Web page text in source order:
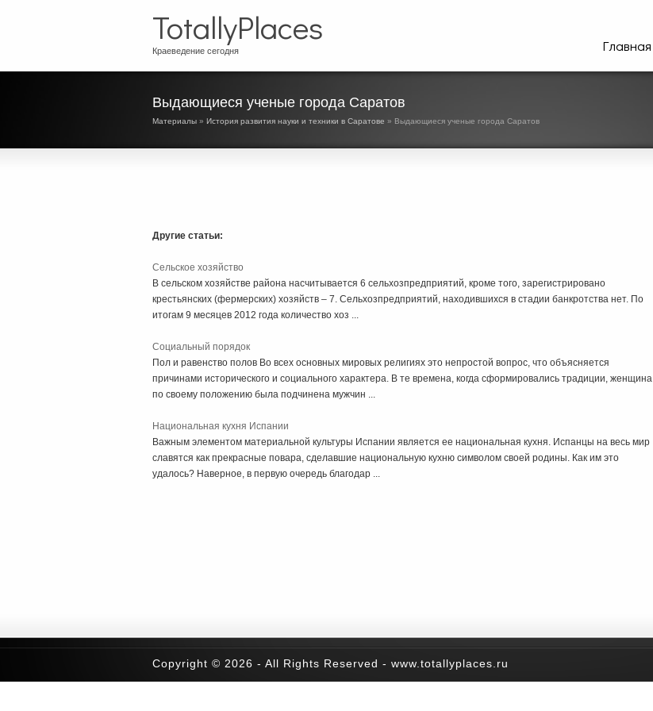
TotallyPlaces
Краеведение сегодня Главная
Выдающиеся ученые города Саратов
Материалы » История развития науки и техники в Саратове » Выдающиеся ученые города Саратов
Другие статьи:
Сельское хозяйство
В сельском хозяйстве района насчитывается 6 сельхозпредприятий, кроме того, зарегистрировано
крестьянских (фермерских) хозяйств – 7. Сельхозпредприятий, находившихся в стадии банкротства нет. По
итогам 9 месяцев 2012 года количество хоз ...
Социальный порядок
Пол и равенство полов Во всех основных мировых религиях это непростой вопрос, что объясняется
причинами исторического и социального характера. В те времена, когда сформировались традиции, женщина
по своему положению была подчинена мужчин ...
Национальная кухня Испании
Важным элементом материальной культуры Испании является ее национальная кухня. Испанцы на весь мир
славятся как прекрасные повара, сделавшие национальную кухню символом своей родины. Как им это
удалось? Наверное, в первую очередь благодар ...
Copyright © 2026 - All Rights Reserved - www.totallyplaces.ru